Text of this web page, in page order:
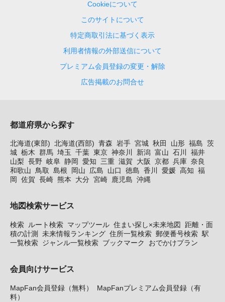
Cookieについて
このサイトについて
特定商取引法に基づく表示
利用者情報の外部送信について
プレミアム会員登録の変更・解除
広告掲載のお問合せ
都道府県から探す
北海道(東部) 北海道(西部) 青森 岩手 宮城 秋田 山形 福島 茨
城 栃木 群馬 埼玉 千葉 東京 神奈川 新潟 富山 石川
福井
山梨 長野 岐阜 静岡 愛知 三重 滋賀 大阪 京都 兵庫 奈良
和歌山
鳥取 島根 岡山 広島 山口 徳島 香川 愛媛 高知 福
岡
佐賀 長崎 熊本 大分 宮崎 鹿児島 沖縄
地図検索サービス
検索 ルート検索 マップツール 住まい探し×未来地図
距離・面
積の計測
未来情報ランキング 住所一覧検索 郵便番号検索 駅
一覧検索 ジャンル一覧検索 ブックマーク おでかけプラン
会員向けサービス
MapFan会員登録（無料）
MapFanプレミアム会員登録（有
料）